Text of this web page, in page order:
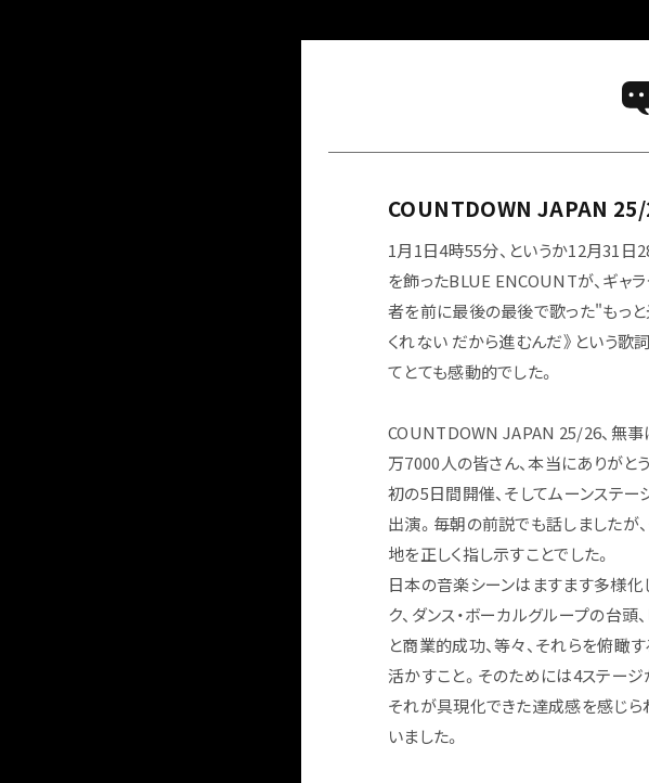
最新情報
FOLLOW US
COUNTDOWN JAPAN 25/
1月1日4時55分、というか12月31日
を飾ったBLUE ENCOUNTが、ギャ
者を前に最後の最後で歌った"もっ
くれない だから進むんだ》という
てとても感動的でした。
COUNTDOWN JAPAN 25/26、無
万7000人の皆さん、本当にありがと
初の5日間開催、そしてムーンステ
出演。毎朝の前説でも話しましたが
地を正しく指し示すことでした。
日本の音楽シーンはますます多様化
ク、ダンス・ボーカルグループの台
と商業的成功、等々、それらを俯瞰
活かすこと。そのためには4ステー
それが具現化できた達成感を感じら
いました。